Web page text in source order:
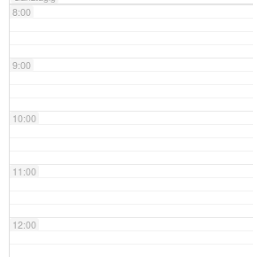
8:00
9:00
10:00
11:00
12:00